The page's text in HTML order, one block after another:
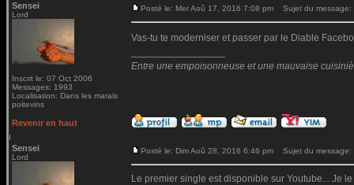
Sensei
Lord
Inscrit le: 07 Oct 2006
Messages: 1993
Localisation: Dans les marais
poitevins
Posté le: Mer Aoû 17, 2016 7:08 pm Sujet du message:
Vas-tu te moderniser et passer par le Diable
Entre une empoisonneuse et une mauvaise
Revenir en haut
Sensei
Lord
Posté le: Dim Aoû 28, 2016 6:46 pm Sujet du message:
Le premier single est disponible sur Youtube... Je